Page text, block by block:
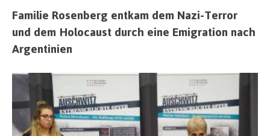
Familie Rosenberg entkam dem Nazi-Terror
und dem Holocaust durch eine Emigration nach
Argentinien